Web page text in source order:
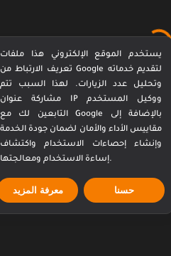
كورة بيرفكت Perfect Kora
يستخدم الموقع الإلكتروني هذا ملفات
تعريف الارتباط من Google لتقديم خدماته
وتحليل عدد الزيارات. لهذا السبب تتم
مشاركة عنوان IP ووكيل المستخدم
التابعين لك مع Google بالإضافة إلى
مقاييس الأداء والأمان لضمان جودة الخدمة
وإنشاء إحصاءات الاستخدام واكتشاف
معرفة المزيد حسنا